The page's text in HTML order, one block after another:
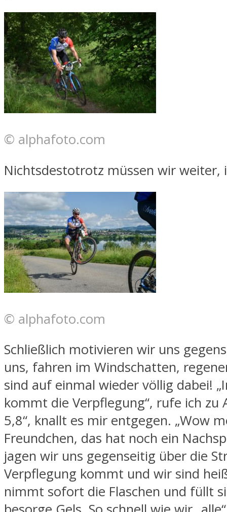
© alphafoto.com
Nichtsdestotrotz müssen wir weiter,
© alphafoto.com
Schließlich motivieren wir uns
uns, fahren im Windschatten,
sind auf einmal wieder völlig dabei!
kommt die Verpflegung“, rufe ich zu
5,8“, knallt es mir entgegen. „Wow
Freundchen, das hat noch ein
jagen wir uns gegenseitig über die
Verpflegung kommt und wir sind
nimmt sofort die Flaschen und füllt